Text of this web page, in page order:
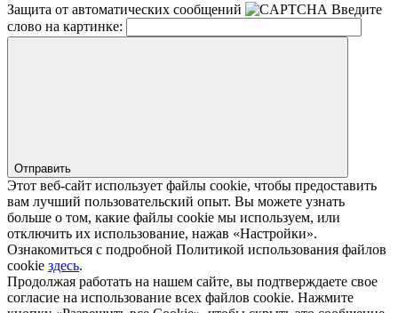
Защита от автоматических сообщений
Введите
слово на картинке:
Отправить
Этот веб-сайт использует файлы cookie, чтобы предоставить
вам лучший пользовательский опыт. Вы можете узнать
больше о том, какие файлы cookie мы используем, или
отключить их использование, нажав «Настройки».
Ознакомиться с подробной Политикой использования файлов
cookie здесь.
Продолжая работать на нашем сайте, вы подтверждаете свое
согласие на использование всех файлов cookie. Нажмите